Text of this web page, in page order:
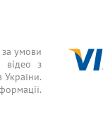
за умови
відео з
України.